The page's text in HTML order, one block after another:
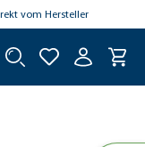
vom Hersteller